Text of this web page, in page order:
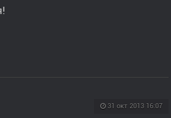
31 окт 2013 16:07